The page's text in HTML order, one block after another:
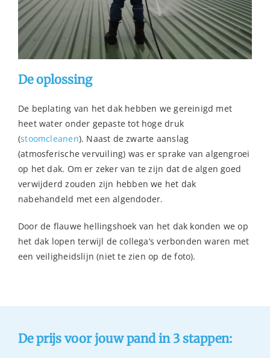
De oplossing
De beplating van het dak hebben we gereinigd met
heet water onder gepaste tot hoge druk
(stoomcleanen). Naast de zwarte aanslag
(atmosferische vervuiling) was er sprake van algengroei
op het dak. Om er zeker van te zijn dat de algen goed
verwijderd zouden zijn hebben we het dak
nabehandeld met een algendoder.
Door de flauwe hellingshoek van het dak konden we op
het dak lopen terwijl de collega’s verbonden waren met
een veiligheidslijn (niet te zien op de foto).
De prijs voor jouw pand in 3 stappen: